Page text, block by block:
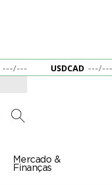
---/--- USDCAD ---/---
2
Mercado &
Finanças